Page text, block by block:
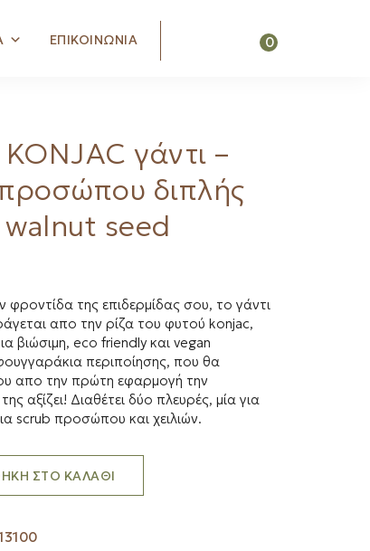
ΕΠΙΚΟΙΝΩΝΙΑ
Search
0
γάντι –
διπλής
seed
φροντίδα της επιδερμίδας σου, το γάντι
απο την ρίζα του φυτού konjac,
βιώσιμη, eco friendly και vegan
περιποίησης, που θα
απο την πρώτη εφαρμογή την
αξίζει! Διαθέτει δύο πλευρές, μία για
scrub προσώπου και χειλιών.
ΣΤΟ ΚΑΛΆΘΙ